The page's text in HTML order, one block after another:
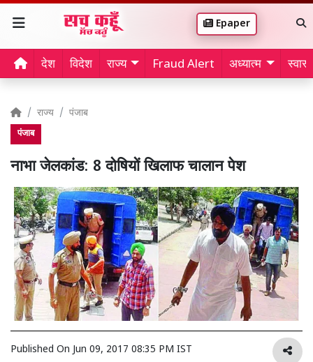
Epaper
देश विदेश राज्य Fraud Alert अध्यात्म
राज्य पंजाब
पंजाब
नाभा जेलकांड: 8 दोषियों खिलाफ चालान पेश
Published On Jun 09, 2017 08:35 PM IST